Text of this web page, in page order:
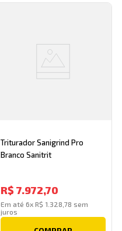
Triturador Sanigrind Pro
Branco Sanitrit
R$ 7.972,70
Em até 6x R$ 1 328 78 sem
juros